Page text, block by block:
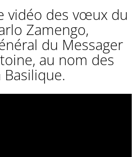
vidéo des vœux du
Zamengo,
du Messager
au nom des